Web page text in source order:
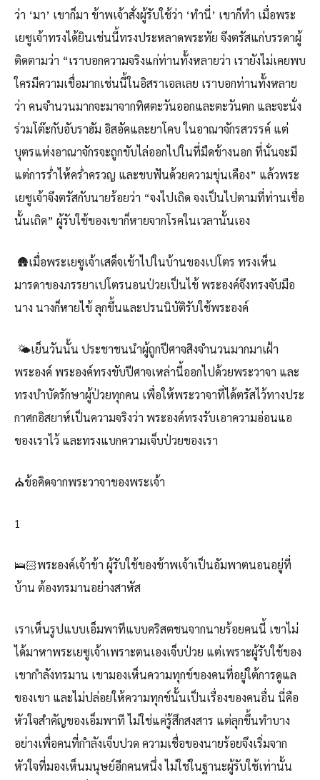
ว่า ‘มา’ เขาก็มา ข้าพเจ้าสั่งผู้รับใช้ว่า ‘ทำนี่’ เขาก็ทำ เมื่อพระ
เยซูเจ้าทรงได้ยินเช่นนี้ทรงประหลาดพระทัย จึงตรัสแก่บรรดาผู้
ติดตามว่า “เราบอกความจริงแก่ท่านทั้งหลายว่า เรายังไม่เคยพบ
ใครมีความเชื่อมากเช่นนี้ในอิสราเอลเลย เราบอกท่านทั้งหลาย
ว่า คนจำนวนมากจะมาจากทิศตะวันออกและตะวันตก และจะนั่ง
ร่วมโต๊ะกับอับราฮัม อิสอัคและยาโคบ ในอาณาจักรสวรรค์ แต่
บุตรแห่งอาณาจักรจะถูกขับไล่ออกไปในที่มืดข้างนอก ที่นั่นจะมี
แต่การร่ำไห้คร่ำครวญ และขบฟันด้วยความขุ่นเคือง” แล้วพระ
เยซูเจ้าจึงตรัสกับนายร้อยว่า “จงไปเถิด จงเป็นไปตามที่ท่านเชื่อ
นั้นเถิด” ผู้รับใช้ของเขาก็หายจากโรคในเวลานั้นเอง
🛖เมื่อพระเยซูเจ้าเสด็จเข้าไปในบ้านของเปโตร ทรงเห็น
มารดาของภรรยาเปโตรนอนป่วยเป็นไข้ พระองค์จึงทรงจับมือ
นาง นางก็หายไข้ ลุกขึ้นและปรนนิบัติรับใช้พระองค์
🌤️เย็นวันนั้น ประชาชนนำผู้ถูกปีศาจสิงจำนวนมากมาเฝ้า
พระองค์ พระองค์ทรงขับปีศาจเหล่านี้ออกไปด้วยพระวาจา และ
ทรงบำบัดรักษาผู้ป่วยทุกคน เพื่อให้พระวาจาที่ได้ตรัสไว้ทางประ
กาศกอิสยาห์เป็นความจริงว่า พระองค์ทรงรับเอาความอ่อนแอ
ของเราไว้ และทรงแบกความเจ็บป่วยของเรา
⛪ข้อคิดจากพระวาจาของพระเจ้า
1
🛌🏻พระองค์เจ้าข้า ผู้รับใช้ของข้าพเจ้าเป็นอัมพาตนอนอยู่ที่
บ้าน ต้องทรมานอย่างสาหัส
เราเห็นรูปแบบเอ็มพาทีแบบคริสตชนจากนายร้อยคนนี้ เขาไม่
ได้มาหาพระเยซูเจ้าเพราะตนเองเจ็บป่วย แต่เพราะผู้รับใช้ของ
เขากำลังทรมาน เขามองเห็นความทุกข์ของคนที่อยู่ใต้การดูแล
ของเขา และไม่ปล่อยให้ความทุกข์นั้นเป็นเรื่องของคนอื่น นี่คือ
หัวใจสำคัญของเอ็มพาที ไม่ใช่แค่รู้สึกสงสาร แต่ลุกขึ้นทำบาง
อย่างเพื่อคนที่กำลังเจ็บปวด ความเชื่อของนายร้อยจึงเริ่มจาก
หัวใจที่มองเห็นมนุษย์อีกคนหนึ่ง ไม่ใช่ในฐานะผู้รับใช้เท่านั้น